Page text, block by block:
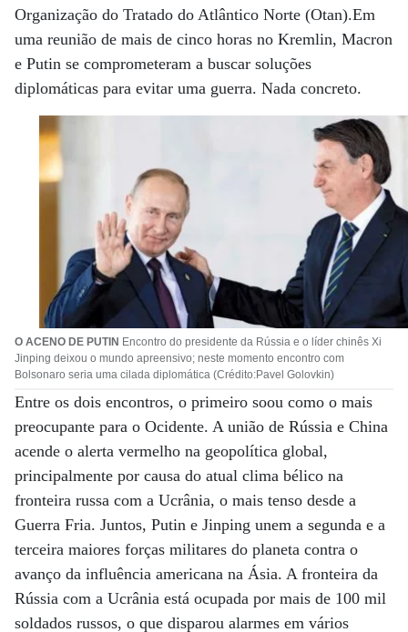
Organização do Tratado do Atlântico Norte (Otan).Em
uma reunião de mais de cinco horas no Kremlin, Macron
e Putin se comprometeram a buscar soluções
diplomáticas para evitar uma guerra. Nada concreto.
O ACENO DE PUTIN Encontro do presidente da Rússia e o líder chinês Xi
Jinping deixou o mundo apreensivo; neste momento encontro com
Bolsonaro seria uma cilada diplomática (Crédito:Pavel Golovkin)
Entre os dois encontros, o primeiro soou como o mais
preocupante para o Ocidente. A união de Rússia e China
acende o alerta vermelho na geopolítica global,
principalmente por causa do atual clima bélico na
fronteira russa com a Ucrânia, o mais tenso desde a
Guerra Fria. Juntos, Putin e Jinping unem a segunda e a
terceira maiores forças militares do planeta contra o
avanço da influência americana na Ásia. A fronteira da
Rússia com a Ucrânia está ocupada por mais de 100 mil
soldados russos, o que disparou alarmes em vários